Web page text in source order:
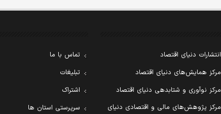
انتشارات دنیای اقتصاد
مرکز همایش‌های دنیای اقتصاد
مرکز نوآوری و شتابدهی دنیای اقتصاد
مرکز پژوهش‌های مالی و اقتصادی دنیای
تماس با ما
تبلیغات
اشتراک
سرپرستی استان ها